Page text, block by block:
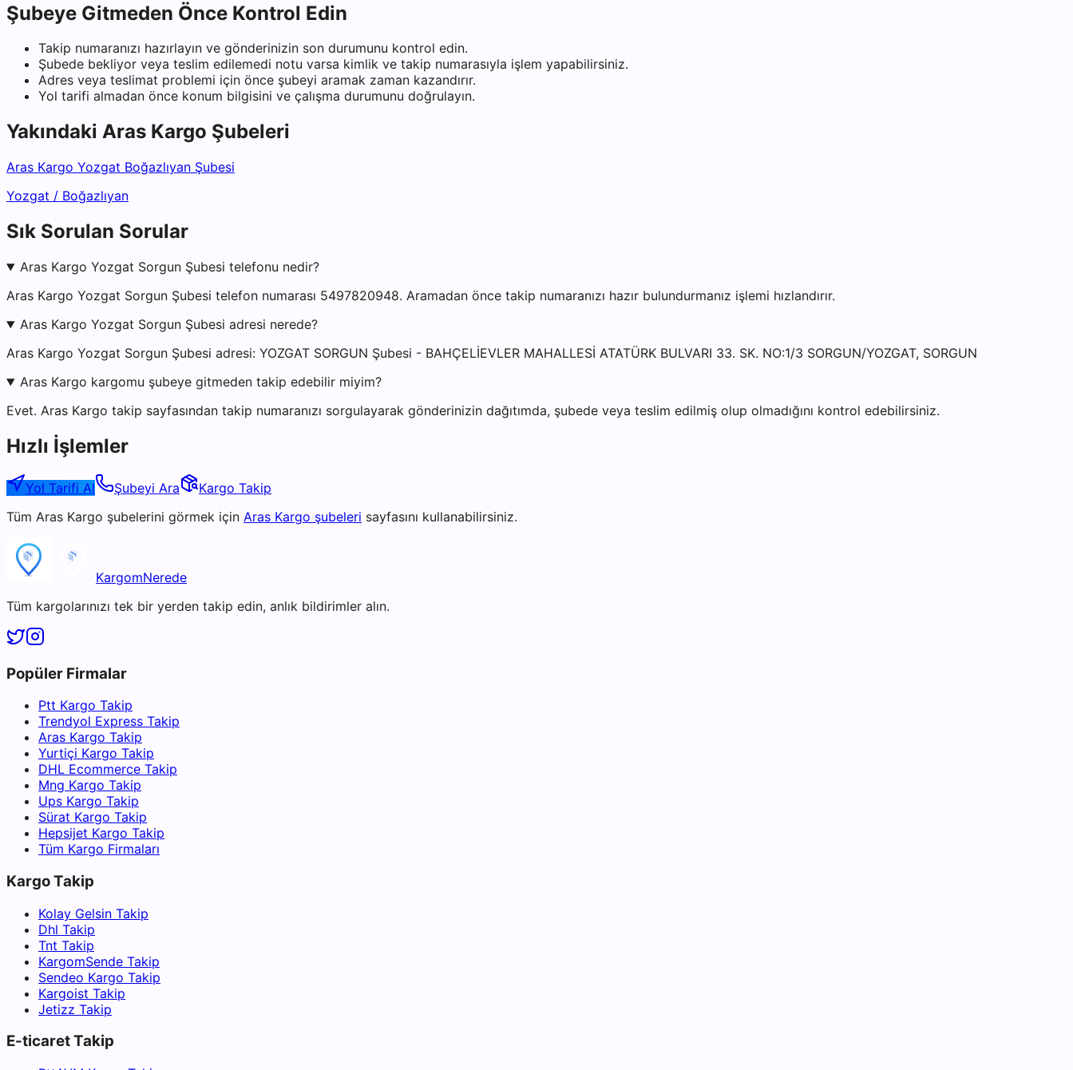
Şubeye Gitmeden Önce Kontrol Edin
Takip numaranızı hazırlayın ve gönderinizin son durumunu kontrol edin.
Şubede bekliyor veya teslim edilemedi notu varsa kimlik ve takip numarasıyla işlem yapabilirsiniz.
Adres veya teslimat problemi için önce şubeyi aramak zaman kazandırır.
Yol tarifi almadan önce konum bilgisini ve çalışma durumunu doğrulayın.
Yakındaki Aras Kargo Şubeleri
Aras Kargo Yozgat Boğazlıyan Şubesi
Yozgat / Boğazlıyan
Sık Sorulan Sorular
Aras Kargo Yozgat Sorgun Şubesi telefonu nedir?
Aras Kargo Yozgat Sorgun Şubesi telefon numarası 5497820948. Aramadan önce takip numaranızı hazır bulundurmanız işlemi hızlandırır.
Aras Kargo Yozgat Sorgun Şubesi adresi nerede?
Aras Kargo Yozgat Sorgun Şubesi adresi: YOZGAT SORGUN Şubesi - BAHÇELİEVLER MAHALLESİ ATATÜRK BULVARI 33. SK. NO:1/3 SORGUN/YOZGAT, SORGUN
Aras Kargo kargomu şubeye gitmeden takip edebilir miyim?
Evet. Aras Kargo takip sayfasından takip numaranızı sorgulayarak gönderinizin dağıtımda, şubede veya teslim edilmiş olup olmadığını kontrol edebilirsiniz.
Hızlı İşlemler
Yol Tarifi Al Şubeyi Ara
Kargo Takip
Tüm Aras Kargo şubelerini görmek için Aras Kargo şubeleri sayfasını kullanabilirsiniz.
KargomNerede
Tüm kargolarınızı tek bir yerden takip edin, anlık bildirimler alın.
Popüler Firmalar
Ptt Kargo Takip
Trendyol Express Takip
Aras Kargo Takip
Yurtiçi Kargo Takip
DHL Ecommerce Takip
Mng Kargo Takip
Ups Kargo Takip
Sürat Kargo Takip
Hepsijet Kargo Takip
Tüm Kargo Firmaları
Kargo Takip
Kolay Gelsin Takip
Dhl Takip
Tnt Takip
KargomSende Takip
Sendeo Kargo Takip
Kargoist Takip
Jetizz Takip
E-ticaret Takip